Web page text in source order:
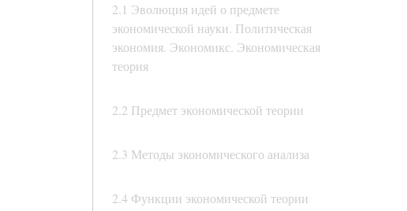
2.1 Эволюция идей о предмете
экономической науки. Политическая
экономия. Экономикс. Экономическая
теория
2.2 Предмет экономической теории
2.3 Методы экономического анализа
2.4 Функции экономической теории